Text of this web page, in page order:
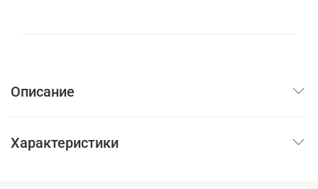
Описание
Характеристики